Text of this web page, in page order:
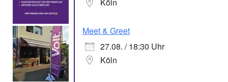
Meet & Greet
27.08. / 18:30 Uhr
Köln